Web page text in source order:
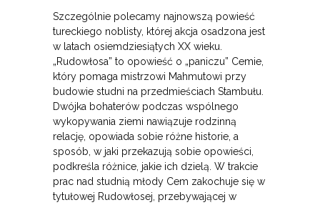
Szczególnie polecamy najnowszą powieść
tureckiego noblisty, której akcja osadzona jest
w latach osiemdziesiątych XX wieku.
„Rudowłosa” to opowieść o „paniczu” Cemie,
który pomaga mistrzowi Mahmutowi przy
budowie studni na przedmieściach Stambułu.
Dwójka bohaterów podczas wspólnego
wykopywania ziemi nawiązuje rodzinną
relację, opowiada sobie różne historie, a
sposób, w jaki przekazują sobie opowieści,
podkreśla różnice, jakie ich dzielą. W trakcie
prac nad studnią młody Cem zakochuje się w
tytułowej Rudowłosej, przebywającej w